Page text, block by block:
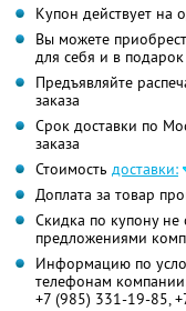
Купон действует на
Вы можете
для себя и в подарок
Предъявляйте
заказа
Срок доставки по
заказа
Стоимость доставки:
Доплата за товар
Скидка по купону не
предложениями
Информацию по
телефонам
+7 (985) 331-19-85,